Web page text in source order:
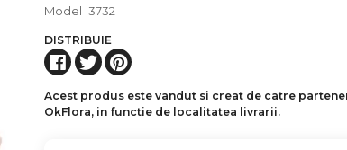
Model 3732
DISTRIBUIE
Acest produs este vandut si creat de catre
OkFlora, in functie de localitatea livrarii.